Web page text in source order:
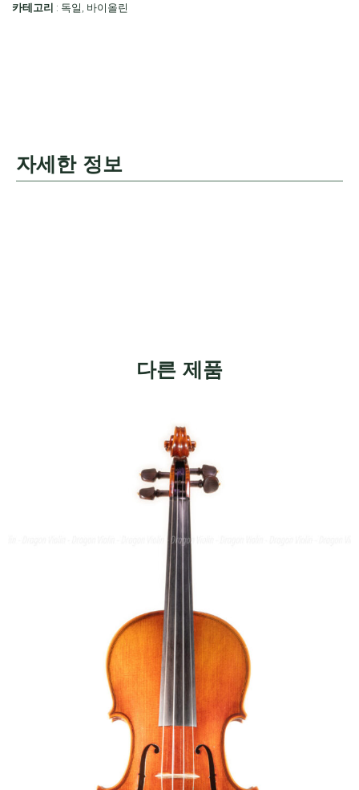
카테고리 : 독일 바이올린
자세한 정보
다른 제품